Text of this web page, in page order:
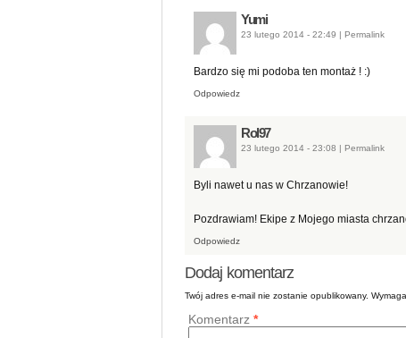
Yumi
23 lutego 2014 - 22:49 | Permalink
Bardzo się mi podoba ten montaż ! :)
Odpowiedz
Rol97
23 lutego 2014 - 23:08 | Permalink
Byli nawet u nas w Chrzanowie!
Pozdrawiam! Ekipe z Mojego miasta
Odpowiedz
Dodaj komentarz
Twój adres e-mail nie zostanie opublikowany.
Komentarz *